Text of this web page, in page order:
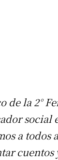
de la 2°
social
a todos
cuentos